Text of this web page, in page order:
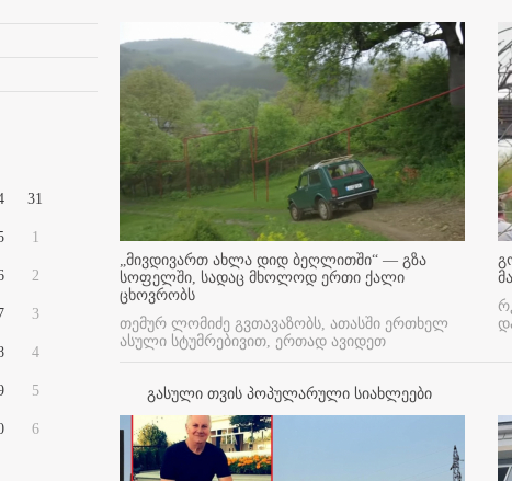
31
1
2
3
4
5
6
„მივდივართ ახლა დიდ ბეღლითში“ — გზა
სოფელში, სადაც მხოლოდ ერთი ქალი
ცხოვრობს
თემურ ლომიძე გვთავაზობს, ათასში ერთხელ
ასული სტუმრებივით, ერთად ავიდეთ
გასული თვის პოპულარული სიახლეები